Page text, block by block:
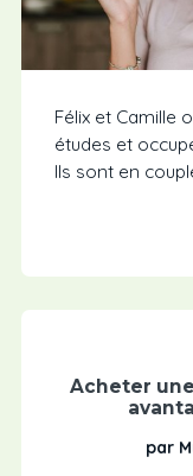
Félix et Camille
études et
Ils sont en
Acheter
par